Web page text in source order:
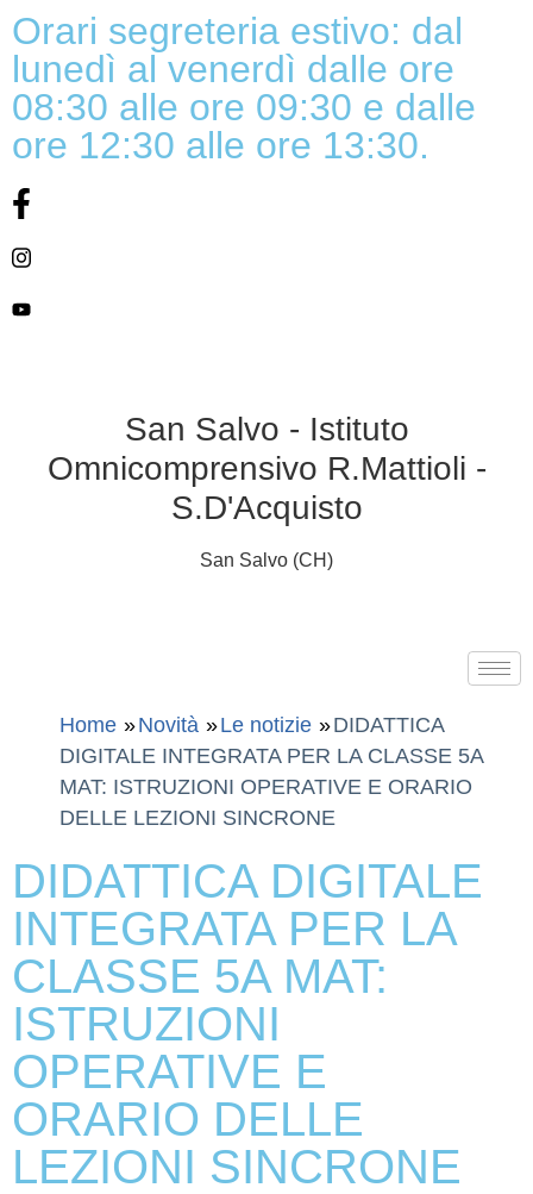
Orari segreteria estivo: dal
lunedì al venerdì dalle ore
08:30 alle ore 09:30 e dalle
ore 12:30 alle ore 13:30.
San Salvo - Istituto
Omnicomprensivo R.Mattioli -
S.D'Acquisto
San Salvo (CH)
Home Novità Le notizie
DIDATTICA
DIGITALE INTEGRATA PER LA CLASSE 5A
MAT: ISTRUZIONI OPERATIVE E ORARIO
DELLE LEZIONI SINCRONE
DIDATTICA DIGITALE
INTEGRATA PER LA
CLASSE 5A MAT:
ISTRUZIONI
OPERATIVE E
ORARIO DELLE
LEZIONI SINCRONE